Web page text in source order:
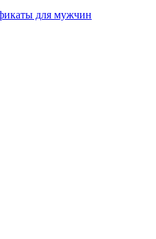
для мужчин